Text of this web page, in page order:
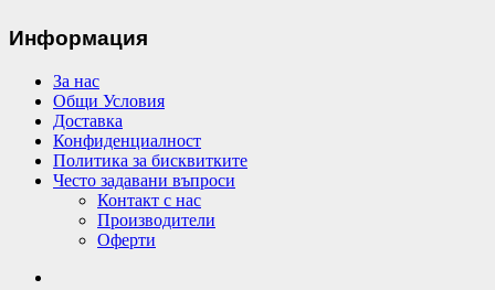
Информация
За нас
Общи Условия
Доставка
Конфиденциалност
Политика за бисквитките
Често задавани въпроси
Контакт с нас
Производители
Оферти